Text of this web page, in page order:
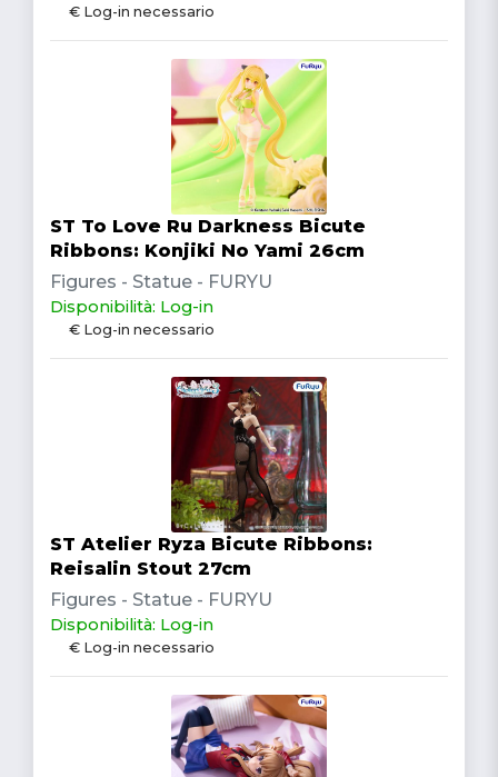
€ Log-in necessario
ST To Love Ru Darkness Bicute
Ribbons: Konjiki No Yami 26cm
Figures - Statue - FURYU
Disponibilità: Log-in
€ Log-in necessario
ST Atelier Ryza Bicute Ribbons:
Reisalin Stout 27cm
Figures - Statue - FURYU
Disponibilità: Log-in
€ Log-in necessario